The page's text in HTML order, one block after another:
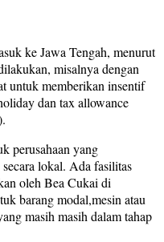
ke Jawa Tengah, menurut
misalnya dengan
untuk memberikan insentif
dan tax allowance
perusahaan yang
lokal. Ada fasilitas
oleh Bea Cukai di
barang modal,mesin atau
masih masih dalam tahap